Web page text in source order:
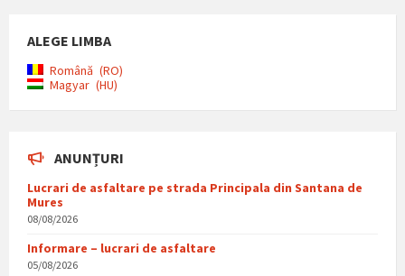
ALEGE LIMBA
Română
RO
Magyar
HU
ANUNȚURI
Lucrari de asfaltare pe strada Principala din Santana de
Mures
08/08/2026
Informare – lucrari de asfaltare
05/08/2026